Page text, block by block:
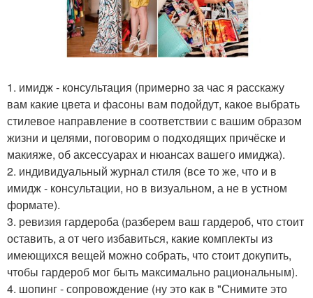
1. имидж - консультация (примерно за час я расскажу
вам какие цвета и фасоны вам подойдут, какое выбрать
стилевое направление в соответствии с вашим образом
жизни и целями, поговорим о подходящих причёске и
макияже, об аксессуарах и нюансах вашего имиджа).
2. индивидуальный журнал стиля (все то же, что и в
имидж - консультации, но в визуальном, а не в устном
формате).
3. ревизия гардероба (разберем ваш гардероб, что стоит
оставить, а от чего избавиться, какие комплекты из
имеющихся вещей можно собрать, что стоит докупить,
чтобы гардероб мог быть максимально рациональным).
4. шопинг - сопровождение (ну это как в "Снимите это